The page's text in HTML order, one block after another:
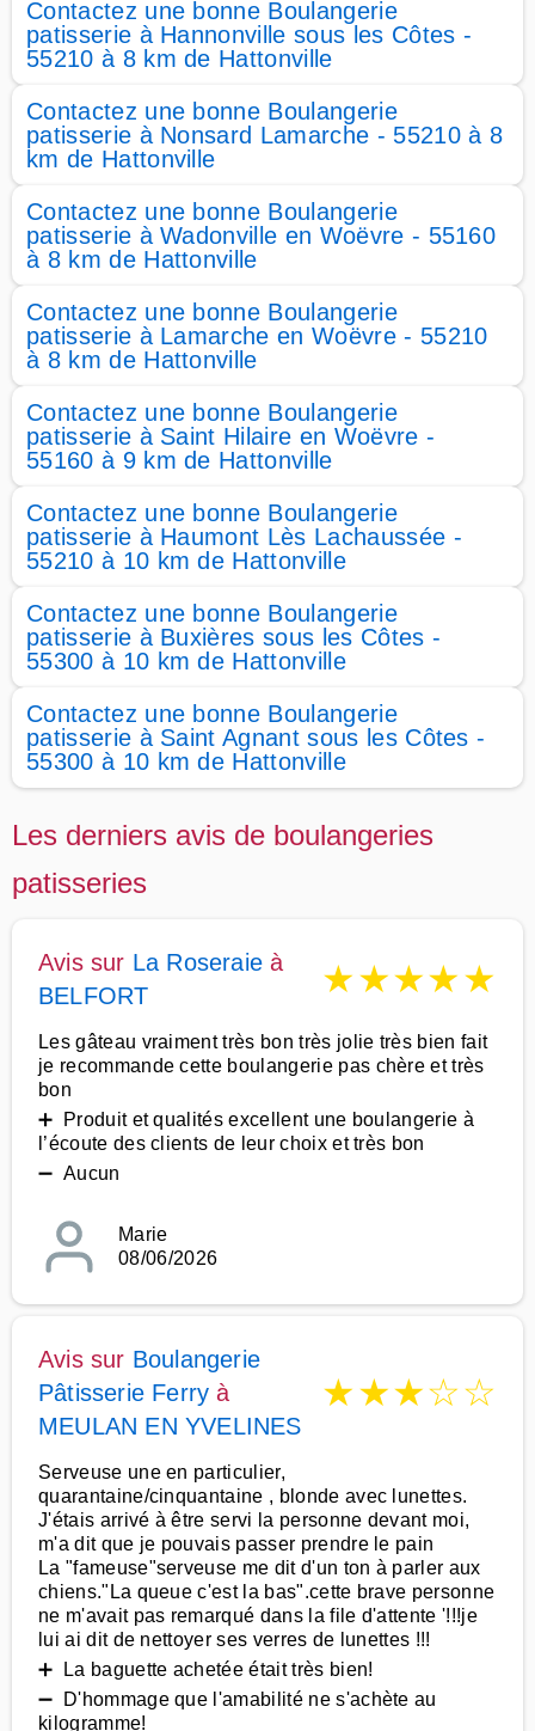
Contactez une bonne Boulangerie
patisserie à Hannonville sous les Côtes -
55210 à 8 km de Hattonville
Contactez une bonne Boulangerie
patisserie à Nonsard Lamarche - 55210 à 8
km de Hattonville
Contactez une bonne Boulangerie
patisserie à Wadonville en Woëvre - 55160
à 8 km de Hattonville
Contactez une bonne Boulangerie
patisserie à Lamarche en Woëvre - 55210
à 8 km de Hattonville
Contactez une bonne Boulangerie
patisserie à Saint Hilaire en Woëvre -
55160 à 9 km de Hattonville
Contactez une bonne Boulangerie
patisserie à Haumont Lès Lachaussée -
55210 à 10 km de Hattonville
Contactez une bonne Boulangerie
patisserie à Buxières sous les Côtes -
55300 à 10 km de Hattonville
Contactez une bonne Boulangerie
patisserie à Saint Agnant sous les Côtes -
55300 à 10 km de Hattonville
Les derniers avis de boulangeries
patisseries
Avis sur La Roseraie à
BELFORT
★★★★★
Les gâteau vraiment très bon très jolie très bien fait
je recommande cette boulangerie pas chère et très
bon
➕ Produit et qualités excellent une boulangerie à
l’écoute des clients de leur choix et très bon
➖ Aucun
Marie
08/06/2026
Avis sur Boulangerie
Pâtisserie Ferry à
MEULAN EN YVELINES
★★★☆☆
Serveuse une en particulier,
quarantaine/cinquantaine , blonde avec lunettes.
J'étais arrivé à être servi la personne devant moi,
m'a dit que je pouvais passer prendre le pain
La "fameuse"serveuse me dit d'un ton à parler aux
chiens."La queue c'est la bas".cette brave personne
ne m'avait pas remarqué dans la file d'attente '!!!je
lui ai dit de nettoyer ses verres de lunettes !!!
➕ La baguette achetée était très bien!
➖ D'hommage que l'amabilité ne s'achète au
kilogramme!